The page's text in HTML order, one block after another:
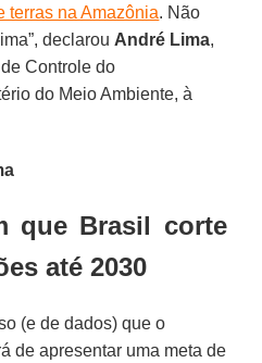
terras na Amazônia. Não
declarou André Lima,
Controle do
do Meio Ambiente, à
que Brasil corte
até 2030
(e de dados) que o
de apresentar uma meta de